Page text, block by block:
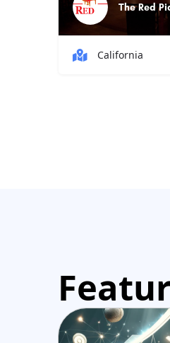
The Red
California